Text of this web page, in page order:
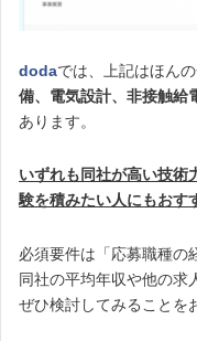
dodaでは、上記はほんの
備、電気設計、非接触給
あります。
いずれも同社が高い技術
験を積みたい人にもおす
必須要件は「応募職種の
同社の平均年収や他の求
ぜひ検討してみることを